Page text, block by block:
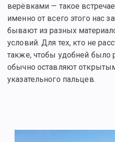
верёвками — такое
именно от всего этого нас
бывают из разных
условий. Для тех, кто не
также, чтобы удобней было
обычно оставляют
указательного пальцев.